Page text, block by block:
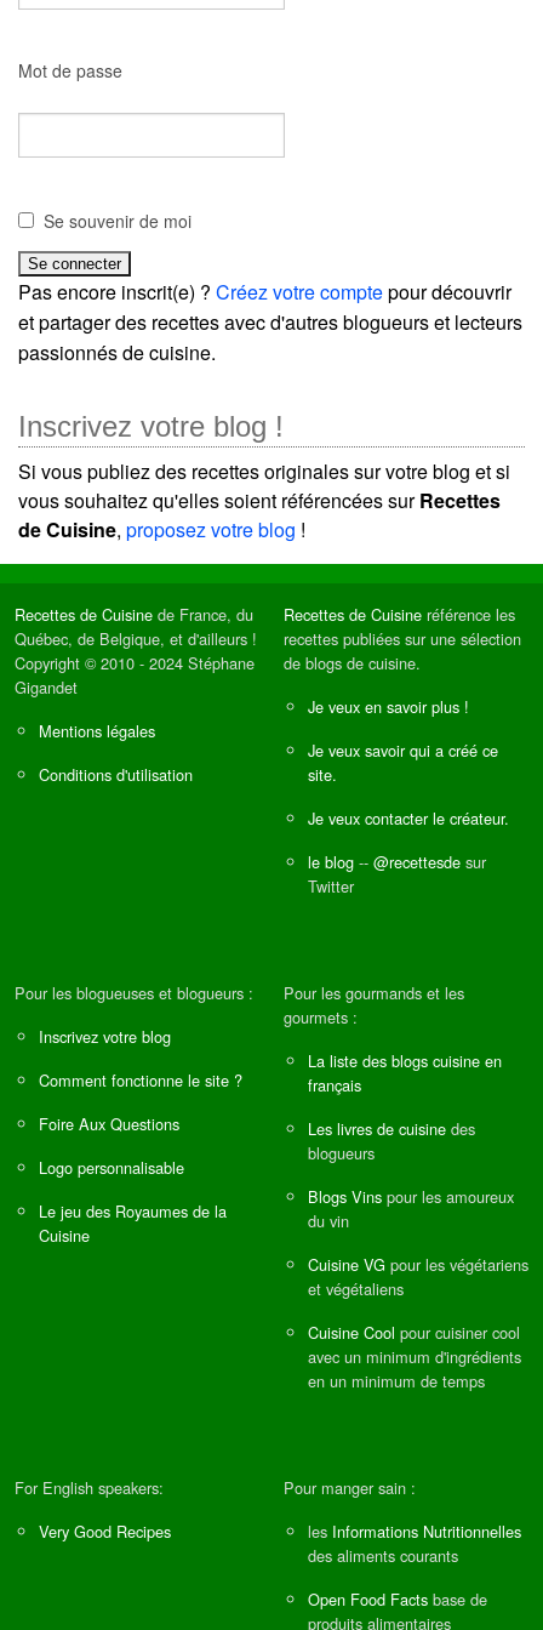
Mot de passe
Se souvenir de moi
Pas encore inscrit(e) ? Créez votre comptepour découvrir
et partager des recettes avec d'autres blogueurs et lecteurs
passionnés de cuisine.
Inscrivez votre blog !
Si vous publiez des recettes originales sur votre blog et si
vous souhaitez qu'elles soient référencées surRecettes
de Cuisine, proposez votre blog !
Recettes de Cuisine de France, du
Québec, de Belgique, et d'ailleurs !
Copyright © 2010 - 2024 Stéphane
Gigandet
Mentions légales
Conditions d'utilisation
Recettes de Cuisine référence les
recettes publiées sur une sélection
de blogs de cuisine.
Je veux en savoir plus !
Je veux savoir qui a créé ce
site.
Je veux contacter le créateur.
le blog -- @recettesde sur
Twitter
Pour les blogueuses et blogueurs :
Inscrivez votre blog
Comment fonctionne le site ?
Foire Aux Questions
Logo personnalisable
Le jeu des Royaumes de la
Cuisine
Pour les gourmands et les
gourmets :
La liste des blogs cuisine en
français
Les livres de cuisine des
blogueurs
Blogs Vins pour les amoureux
du vin
Cuisine VG pour les végétariens
et végétaliens
Cuisine Cool pour cuisiner cool
avec un minimum d'ingrédients
en un minimum de temps
For English speakers:
Very Good Recipes
Pour manger sain :
les Informations Nutritionnelles
des aliments courants
Open Food Facts base de
produits alimentaires